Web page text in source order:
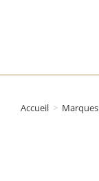
Accueil > Marques